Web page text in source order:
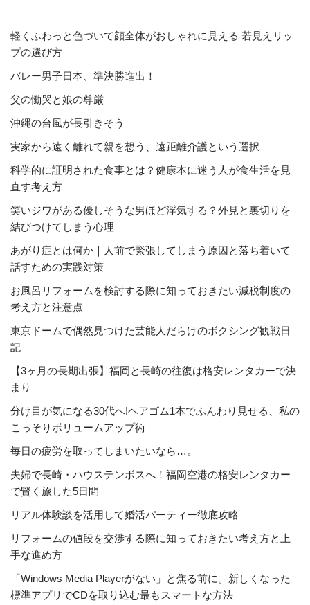
軽くふわっと色づいて顔全体がおしゃれに見える 若見えリッ
プの選び方
バレー男子日本、準決勝進出！
父の慟哭と娘の尊厳
沖縄の台風が長引きそう
実家から遠く離れて親を想う、遠距離介護という選択
科学的に証明された食事とは？健康本に迷う人が食生活を見
直す考え方
笑いジワがある優しそうな男ほど浮気する？外見と裏切りを
結びつけてしまう心理
あがり症とは何か｜人前で緊張してしまう原因と落ち着いて
話すための実践対策
お風呂リフォームを検討する際に知っておきたい減税制度の
考え方と注意点
東京ドームで偶然見つけた芸能人だらけのボクシング観戦日
記
【3ヶ月の長期出張】福岡と長崎の往復は格安レンタカーで決
まり
分け目が気になる30代へ!ヘアゴム1本でふんわり見せる、私の
こっそりボリュームアップ術
毎日の疲労を取ってしまいたいなら…。
夫婦で長崎・ハウステンボスへ！福岡空港の格安レンタカー
で賢く旅した5日間
リアル体験談を活用して婚活パーティー徹底攻略
リフォームの値段を交渉する際に知っておきたい考え方と上
手な進め方
「Windows Media Playerがない」と焦る前に。新しくなった
標準アプリでCDを取り込む最もスマートな方法